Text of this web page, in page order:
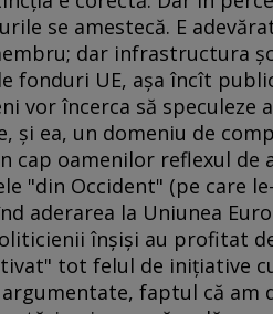
se amestecă. E
dar infrastructura
fonduri UE, aşa încît
vor încerca să speculeze
şi ea, un domeniu de
cap oamenilor reflexul de
"din Occident" (pe care
aderarea la Uniunea
înşişi au profitat
tot felul de iniţiative
faptul că am